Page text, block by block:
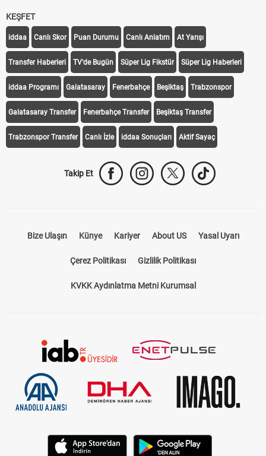
KEŞFET
iddaa Canlı Skor Puan Durumu Canlı Anlatım At Yarışı
Transfer Haberleri TV'de Bugün Süper Lig Fikstür Süper Lig Haberleri
iddaa Programı Galatasaray Fenerbahçe Beşiktaş Trabzonspor
Galatasaray Transfer Fenerbahçe Transfer Beşiktaş Transfer
Trabzonspor Transfer Canlı İzle iddaa Sonuçları Aktif Sayaç